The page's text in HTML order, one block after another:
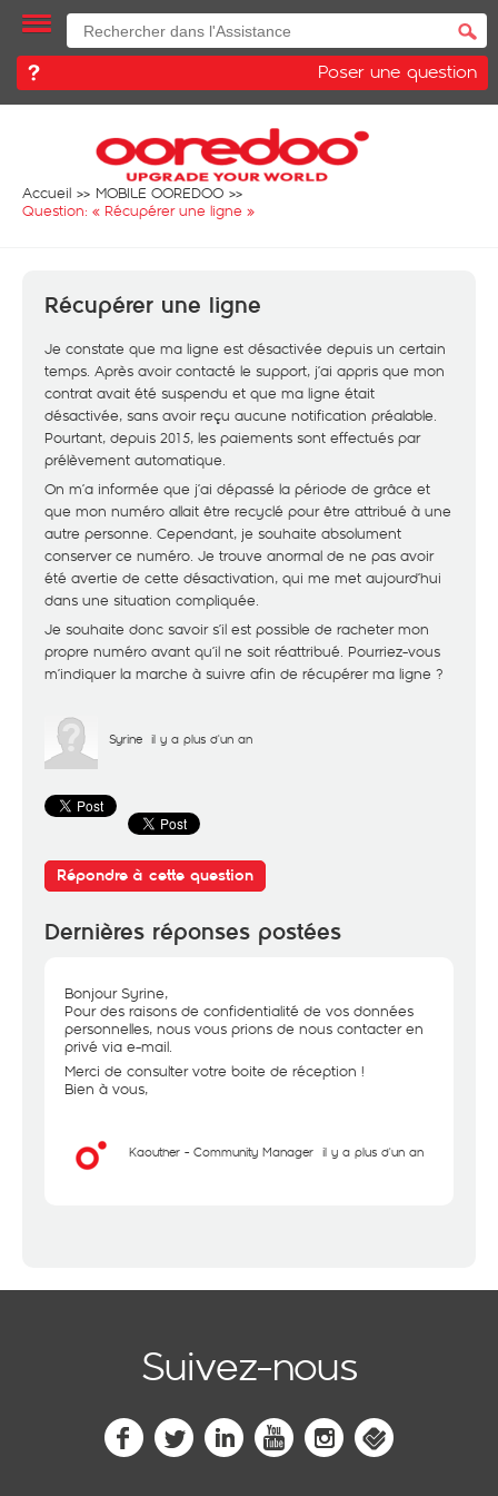
Poser une question
Accueil
MOBILE OOREDOO
Question: « Récupérer une ligne »
Récupérer une ligne
Je constate que ma ligne est désactivée depuis un certain
temps. Après avoir contacté le support, j’ai appris que mon
contrat avait été suspendu et que ma ligne était
désactivée, sans avoir reçu aucune notification préalable.
Pourtant, depuis 2015, les paiements sont effectués par
prélèvement automatique.
On m’a informée que j’ai dépassé la période de grâce et
que mon numéro allait être recyclé pour être attribué à une
autre personne. Cependant, je souhaite absolument
conserver ce numéro. Je trouve anormal de ne pas avoir
été avertie de cette désactivation, qui me met aujourd’hui
dans une situation compliquée.
Je souhaite donc savoir s’il est possible de racheter mon
propre numéro avant qu’il ne soit réattribué. Pourriez-vous
m’indiquer la marche à suivre afin de récupérer ma ligne ?
Syrine il y a plus d'un an
Répondre à cette question
Dernières réponses postées
Bonjour Syrine,
Pour des raisons de confidentialité de vos données
personnelles, nous vous prions de nous contacter en
privé via e-mail.
Merci de consulter votre boite de réception !
Bien à vous,
Kaouther - Community Manager il y a plus d'un an
Suivez-nous